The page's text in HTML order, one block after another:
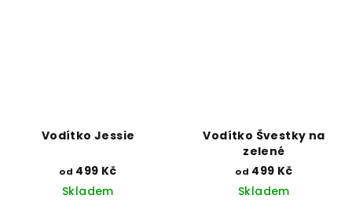
Vodítko Jessie
od 499 Kč
Skladem
Vodítko Švestky na
zelené
od 499 Kč
Skladem